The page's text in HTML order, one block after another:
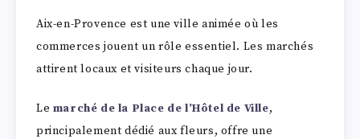
Aix-en-Provence est une ville animée où les
commerces jouent un rôle essentiel. Les marchés
attirent locaux et visiteurs chaque jour.
Le marché de la Place de l’Hôtel de Ville,
principalement dédié aux fleurs, offre une